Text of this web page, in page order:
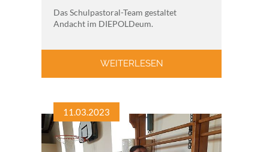
Das Schulpastoral-Team gestaltet
Andacht im DIEPOLDeum.
WEITERLESEN
11.03.2023